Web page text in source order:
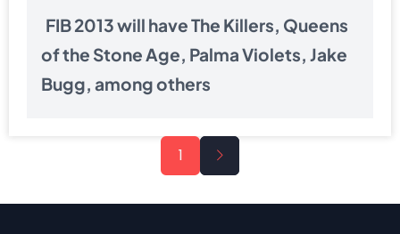
FIB 2013 will have The Killers, Queens
of the Stone Age, Palma Violets, Jake
Bugg, among others
1
Next
page